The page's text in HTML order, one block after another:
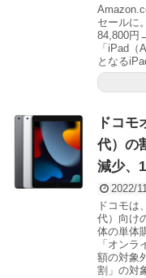
セールに
84,800円
「iPad
となる
ドコ
代）の
減少、
2022/
ドコモは
代）向け
体の単体
「オン
額の対象
割」の対